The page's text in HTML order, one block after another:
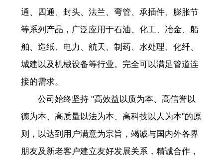
通、四通、封头、法兰、弯管、承插件、膨胀节
等系列产品，广泛应用于石油、化工、冶金、船
舶、造纸、电力、航天、制药、水处理、化纤、
城建以及机械设备等行业。完全可以满足管道连
接的需求。
公司始终坚持 "高效益以质为本、高信誉以
德为本、高质量以法为本、高科技以人为本"的原
则，以达到用户满意为宗旨，竭诚与国内外各界
朋友及新老客户建立友好发展关系，精诚合作，